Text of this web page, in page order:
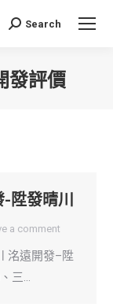
Search:
Search
發評價
陞發晴川
a comment
洺遠開發–陞
三…